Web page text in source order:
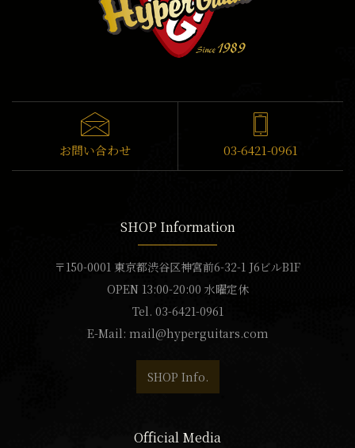
お問い合わせ 03-6421-0961
SHOP Information
〒150-0001 東京都渋谷区神宮前6-32-1 J6ビルB1F
OPEN 13:00-20:00 水曜定休
Tel. 03-6421-0961
E-Mail: mail@hyperguitars.com
SHOP Info.
Official Media